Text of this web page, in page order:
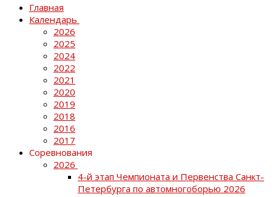
Главная
Календарь
2026
2025
2024
2022
2021
2020
2019
2018
2016
2017
Соревнования
2026
4-й этап Чемпионата и Первенства Санкт-
Петербурга по автомногоборью 2026